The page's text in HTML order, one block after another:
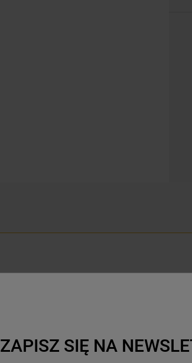
„USTAWIENIA PLIKÓW
mogą Państwo samodzielnie
domyślnych, co oznacza, że
ZAPISZ SIĘ NA